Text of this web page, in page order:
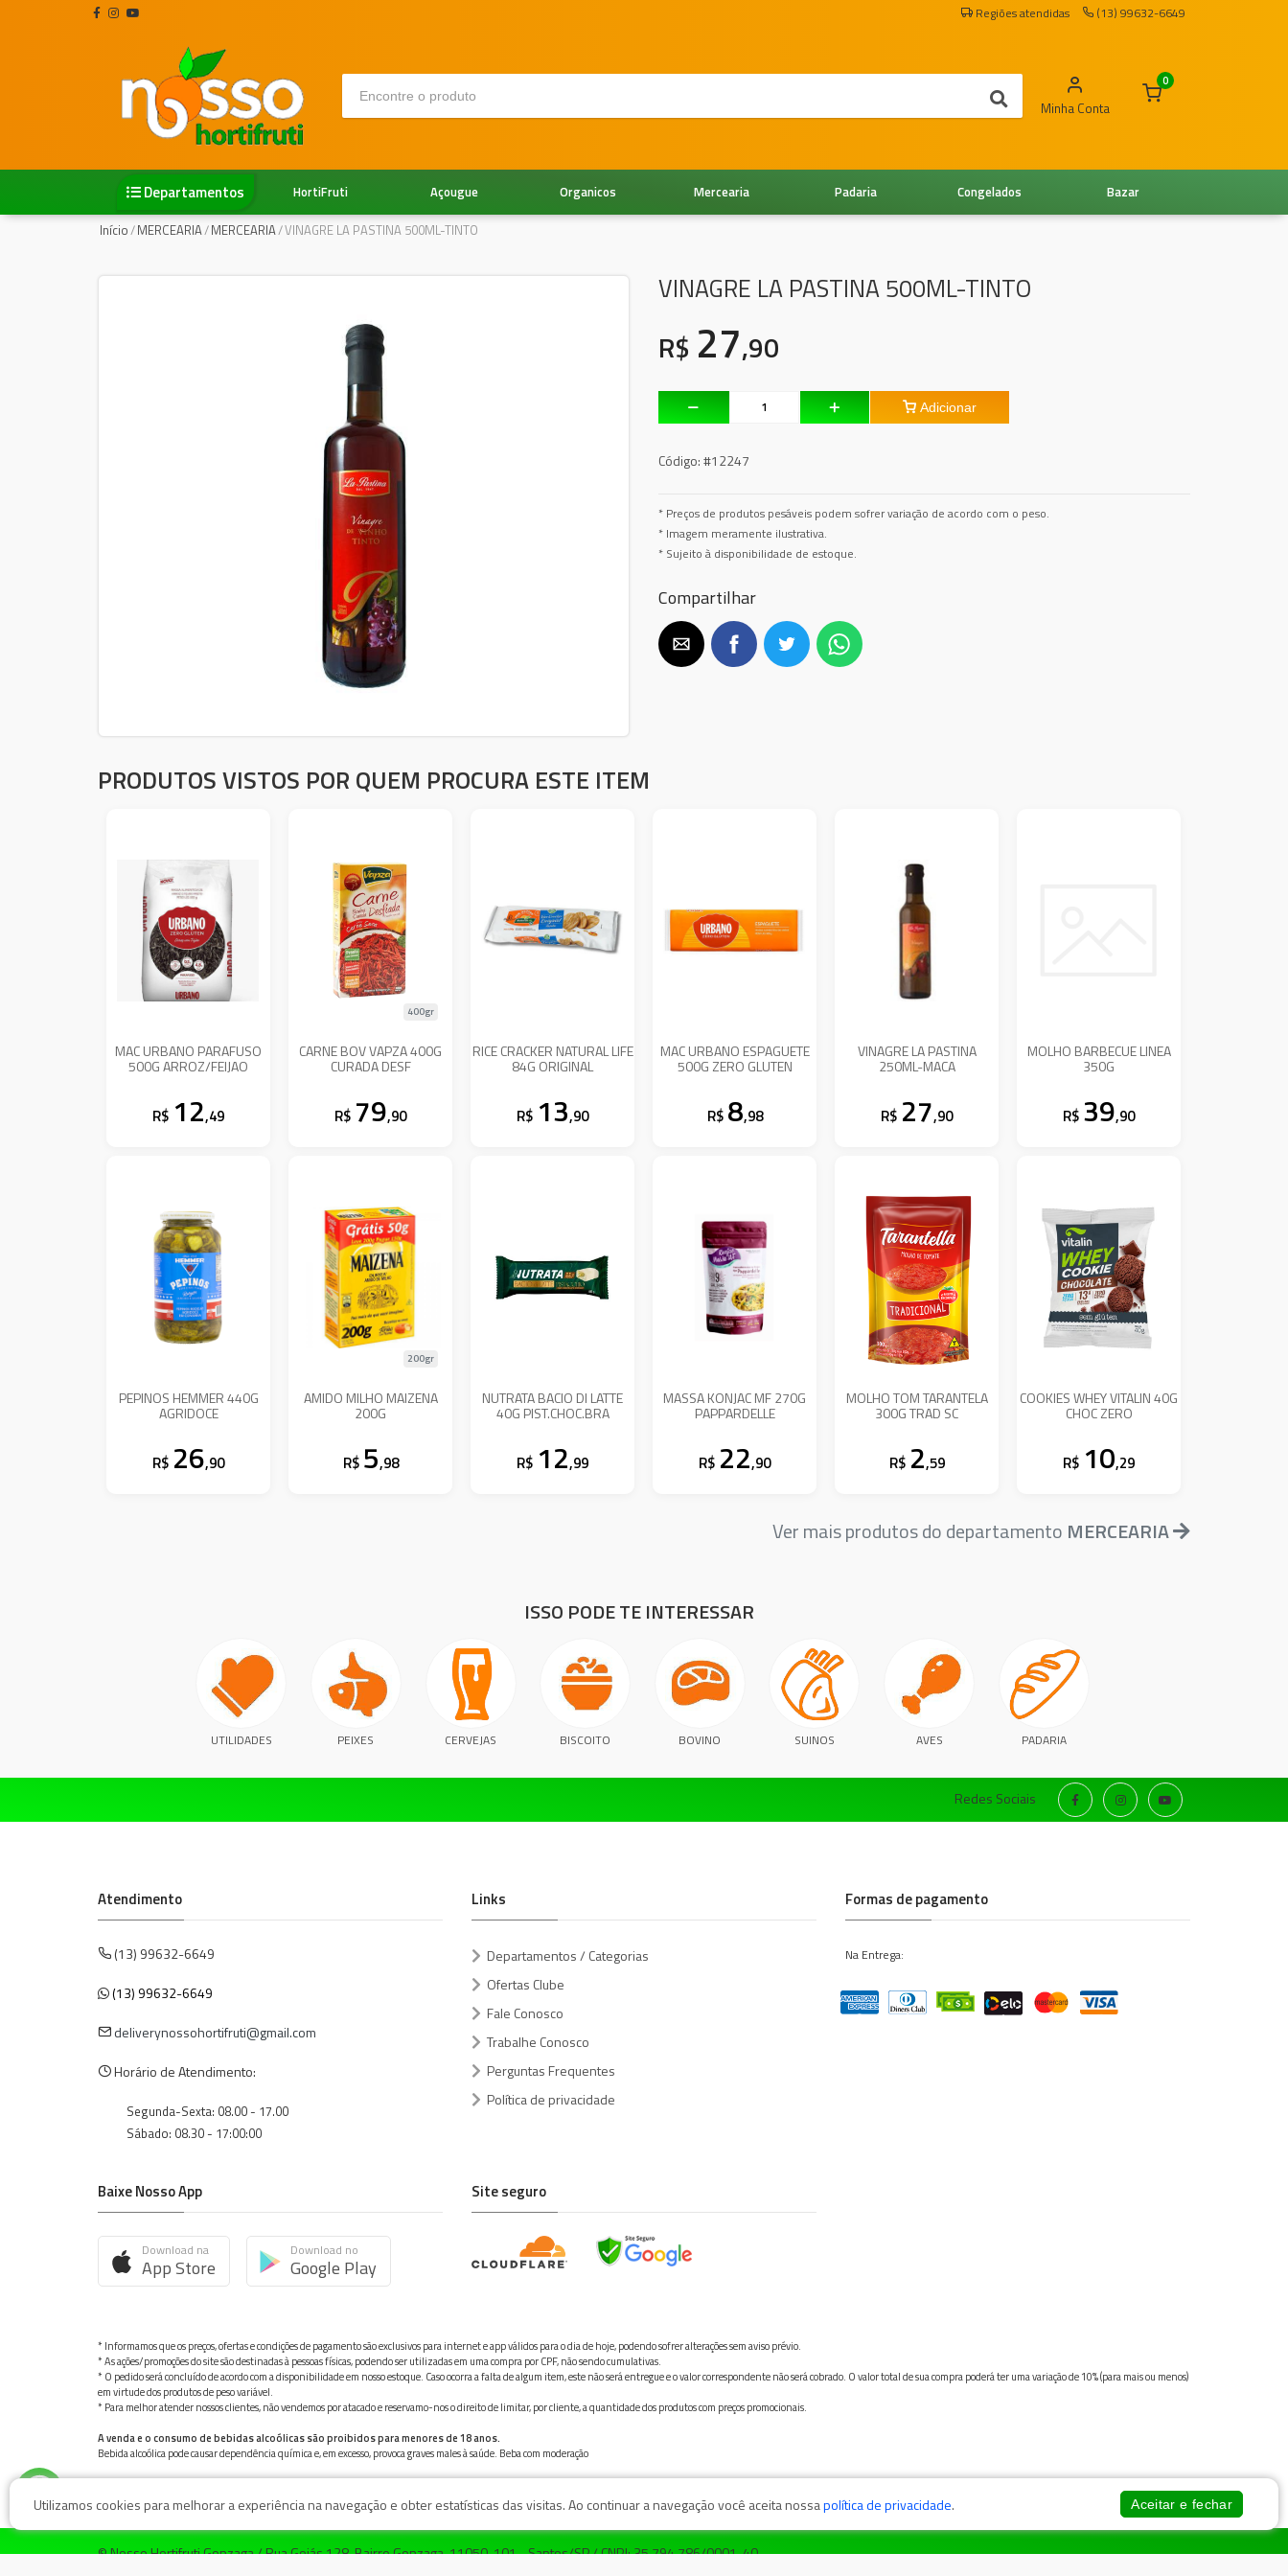
Regiões atendidas (13) 99632-6649
Minha Conta
0
Departamentos Bazar
Congelados
Padaria
Mercearia
Organicos
Açougue
HortiFruti
Início/MERCEARIA/MERCEARIA/VINAGRE LA PASTINA 500ML-TINTO
VINAGRE LA PASTINA 500ML-TINTO
R$ 27,90
Adicionar
Código:#12247
* Preços de produtos pesáveis podem sofrer variação de acordo com o peso.
* Imagem meramente ilustrativa.
* Sujeito à disponibilidade de estoque.
Compartilhar
PRODUTOS VISTOS POR QUEM PROCURA ESTE ITEM
MAC URBANO PARAFUSO
500G ARROZ/FEIJAO
R$ 12,49
CARNE BOV VAPZA 400G
CURADA DESF
400gr
R$ 79,90
RICE CRACKER NATURAL LIFE
84G ORIGINAL
R$ 13,90
MAC URBANO ESPAGUETE
500G ZERO GLUTEN
R$ 8,98
VINAGRE LA PASTINA
250ML-MACA
R$ 27,90
MOLHO BARBECUE LINEA
350G
R$ 39,90
PEPINOS HEMMER 440G
AGRIDOCE
R$ 26,90
AMIDO MILHO MAIZENA
200G
200gr
R$ 5,98
NUTRATA BACIO DI LATTE
40G PIST.CHOC.BRA
R$ 12,99
MASSA KONJAC MF 270G
PAPPARDELLE
R$ 22,90
MOLHO TOM TARANTELA
300G TRAD SC
R$ 2,59
COOKIES WHEY VITALIN 40G
CHOC ZERO
R$ 10,29
Ver mais produtos do departamento MERCEARIA
ISSO PODE TE INTERESSAR
UTILIDADES PEIXES CERVEJAS BISCOITO BOVINO SUINOS AVES PADARIA
Redes Sociais
Atendimento
(13) 99632-6649
(13) 99632-6649
deliverynossohortifruti@gmail.com
Horário de Atendimento:
Segunda-Sexta: 08.00 - 17.00
Sábado: 08.30 - 17:00:00
Links
Departamentos / Categorias
Ofertas Clube
Fale Conosco
Trabalhe Conosco
Perguntas Frequentes
Política de privacidade
Formas de pagamento
Na Entrega:
Baixe Nosso App
Download na
App Store
Download no
Google Play
Site seguro
* Informamos que os preços, ofertas e condições de pagamento são exclusivos para internet e app válidos para o dia de hoje, podendo sofrer alterações sem aviso prévio.
* As ações/promoções do site são destinadas à pessoas físicas, podendo ser utilizadas em uma compra por CPF, não sendo cumulativas.
* O pedido será concluído de acordo com a disponibilidade em nosso estoque. Caso ocorra a falta de algum item, este não será entregue e o valor correspondente não será cobrado. O valor total de sua compra poderá ter uma variação de 10% (para mais ou menos)
em virtude dos produtos de peso variável.
* Para melhor atender nossos clientes, não vendemos por atacado e reservamo-nos o direito de limitar, por cliente, a quantidade dos produtos com preços promocionais.
A venda e o consumo de bebidas alcoólicas são proibidos para menores de 18 anos.
Bebida alcoólica pode causar dependência química e, em excesso, provoca graves males à saúde. Beba com moderação
© Nosso Hortifruti Gonzaga / Rua Goiás 128, Bairro Gonzaga, 11050-101 - Santos/SP / CNPJ: 35.794.786/0001-40
Utilizamos cookies para melhorar a experiência na navegação e obter estatísticas das visitas. Ao continuar a navegação você aceita nossapolítica de privacidade. Aceitar e fechar